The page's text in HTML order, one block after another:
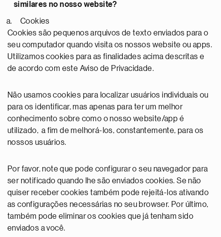
similares no nosso website?
Cookies
Cookies são pequenos arquivos de texto enviados para o
seu computador quando visita os nossos website ou apps.
Utilizamos cookies para as finalidades acima descritas e
de acordo com este Aviso de Privacidade.
Não usamos cookies para localizar usuários individuais ou
para os identificar, mas apenas para ter um melhor
conhecimento sobre como o nosso website/app é
utilizado, a fim de melhorá-los, constantemente, para os
nossos usuários.
Por favor, note que pode configurar o seu navegador para
ser notificado quando lhe são enviados cookies. Se não
quiser receber cookies também pode rejeitá-los ativando
as configurações necessárias no seu browser. Por último,
também pode eliminar os cookies que já tenham sido
enviados a você.